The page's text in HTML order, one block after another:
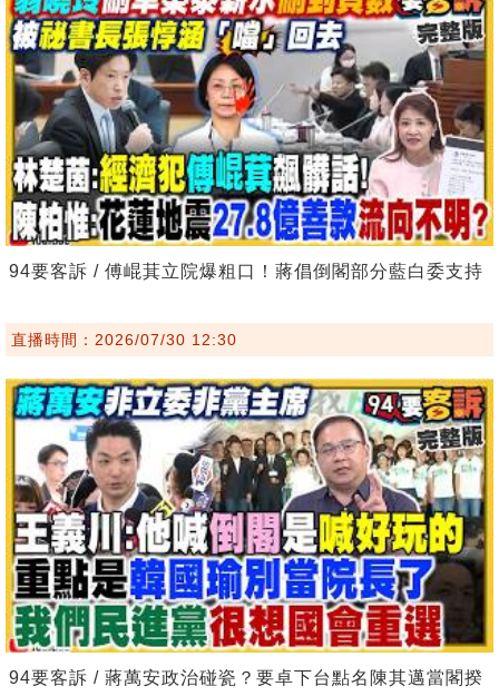
94要客訴 / 傅崐萁立院爆粗口！蔣倡倒閣部分藍白委支持
直播時間：2026/07/30 12:30
94要客訴 / 蔣萬安政治碰瓷？要卓下台點名陳其邁當閣揆